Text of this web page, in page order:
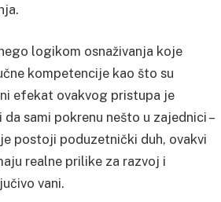
logikom osnaživanja koje
kompetencije kao što su
efekat ovakvog pristupa je
sami pokrenu nešto u zajednici –
postoji poduzetnički duh, ovakvi
realne prilike za razvoj i
vani.